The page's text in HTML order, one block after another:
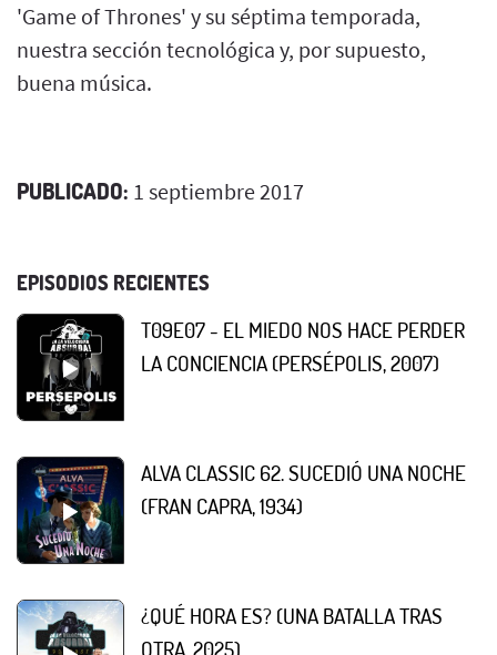
'Game of Thrones' y su séptima temporada,
nuestra sección tecnológica y, por supuesto,
buena música.
PUBLICADO: 1 septiembre 2017
EPISODIOS RECIENTES
T09E07 - EL MIEDO NOS HACE PERDER
LA CONCIENCIA (PERSÉPOLIS, 2007)
ALVA CLASSIC 62. SUCEDIÓ UNA NOCHE
(FRAN CAPRA, 1934)
¿QUÉ HORA ES? (UNA BATALLA TRAS
OTRA, 2025)